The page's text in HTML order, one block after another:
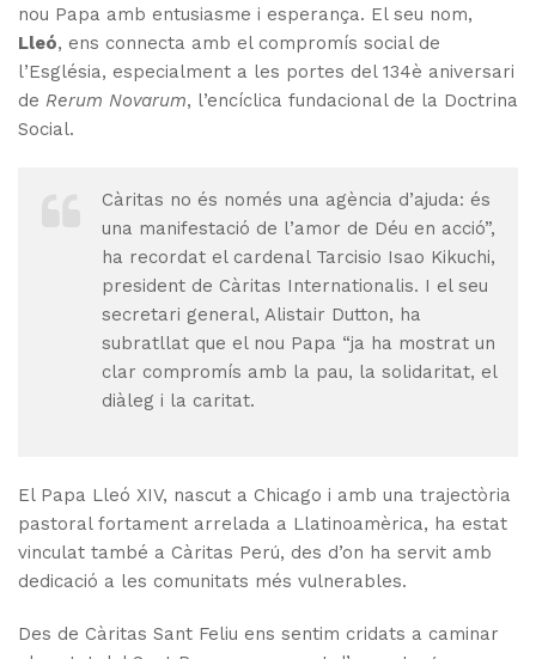
nou Papa amb entusiasme i esperança. El seu nom,
Lleó, ens connecta amb el compromís social de
l’Església, especialment a les portes del 134è aniversari
de Rerum Novarum, l’encíclica fundacional de la Doctrina
Social.
Càritas no és només una agència d’ajuda: és
una manifestació de l’amor de Déu en acció”,
ha recordat el cardenal Tarcisio Isao Kikuchi,
president de Càritas Internationalis. I el seu
secretari general, Alistair Dutton, ha
subratllat que el nou Papa “ja ha mostrat un
clar compromís amb la pau, la solidaritat, el
diàleg i la caritat.
El Papa Lleó XIV, nascut a Chicago i amb una trajectòria
pastoral fortament arrelada a Llatinoamèrica, ha estat
vinculat també a Càritas Perú, des d’on ha servit amb
dedicació a les comunitats més vulnerables.
Des de Càritas Sant Feliu ens sentim cridats a caminar